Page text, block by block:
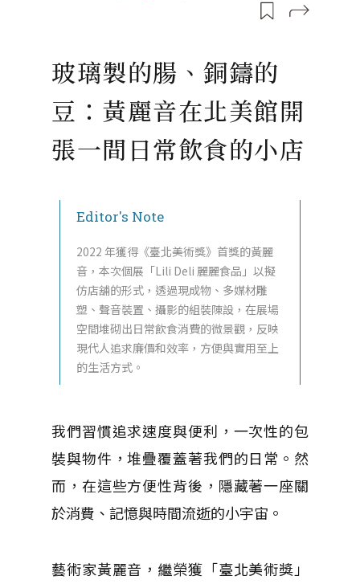
玻璃製的腸、銅鑄的
豆：黃麗音在北美館開
張一間日常飲食的小店
Editor's Note
2022 年獲得《臺北美術獎》首獎的黃麗
音，本次個展「Lili Deli 麗麗食品」以擬
仿店舖的形式，透過現成物、多媒材雕
塑、聲音裝置、攝影的組裝陳設，在展場
空間堆砌出日常飲食消費的微景觀，反映
現代人追求廉價和效率，方便與實用至上
的生活方式。
我們習慣追求速度與便利，一次性的包
裝與物件，堆疊覆蓋著我們的日常。然
而，在這些方便性背後，隱藏著一座關
於消費、記憶與時間流逝的小宇宙。
藝術家黃麗音，繼榮獲「臺北美術獎」